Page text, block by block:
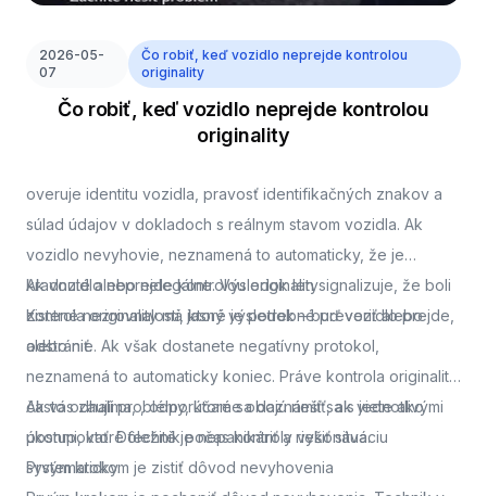
2026-05-
07
Čo robiť, keď vozidlo neprejde kontrolou
originality
Čo robiť, keď vozidlo neprejde kontrolou
originality
overuje identitu vozidla, pravosť identifikačných znakov a
súlad údajov v dokladoch s reálnym stavom vozidla. Ak
vozidlo nevyhovie, neznamená to automaticky, že je
kradnuté alebo nelegálne. Výsledok len signalizuje, že boli
zistené nezrovnalosti, ktoré je potrebné preveriť alebo
odstrániť.
Ak vozidlo neprejde kontrolou originality
Kontrola originality má jasný výsledok – buď vozidlo prejde,
alebo nie. Ak však dostanete negatívny protokol,
neznamená to automaticky koniec. Práve kontrola originality
často odhalí problémy, ktoré sa dajú riešiť, ak viete ako
postupovať. Dôležité je nepanikáriť a riešiť situáciu
systematicky.
Ak vás zaujíma,, odporúčame oboznámiť sa s jednotlivými
úkonmi, ktoré technik počas kontroly vykonáva.
Prvým krokom je zistiť dôvod nevyhovenia